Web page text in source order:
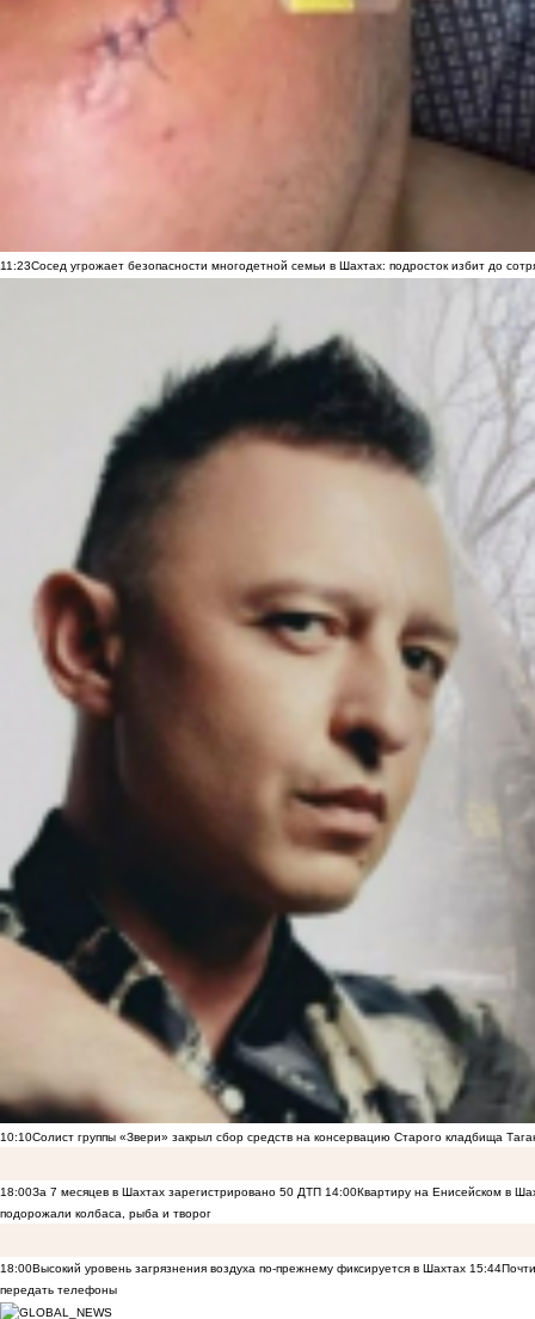
11:23Сосед угрожает безопасности многодетной семьи в Шахтах: подросток избит до
10:10Солист группы «Звери» закрыл сбор средств на консервацию Старого кладбища
18:00За 7 месяцев в Шахтах зарегистрировано 50 ДТП 14:00Квартиру на Енисейском в
подорожали колбаса, рыба и творог
18:00Высокий уровень загрязнения воздуха по-прежнему фиксируется в Шахтах 15:44
передать телефоны